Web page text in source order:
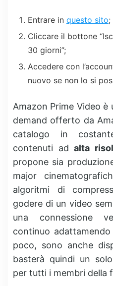
Entrare in questo sito;
Cliccare il bottone
30 giorni”;
Accedere con
nuovo se non lo si
Amazon Prime Video
demand offerto da
catalogo in
contenuti adalta
propone sia
major
algoritmi di
godere di un video
una connessione
continuo
poco, sono anche
basterà quindi un
per tutti i membri della